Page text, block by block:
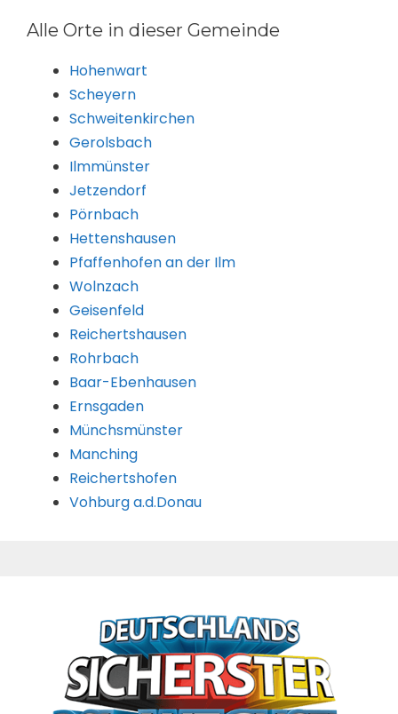
Alle Orte in dieser Gemeinde
Hohenwart
Scheyern
Schweitenkirchen
Gerolsbach
Ilmmünster
Jetzendorf
Pörnbach
Hettenshausen
Pfaffenhofen an der Ilm
Wolnzach
Geisenfeld
Reichertshausen
Rohrbach
Baar-Ebenhausen
Ernsgaden
Münchsmünster
Manching
Reichertshofen
Vohburg a.d.Donau